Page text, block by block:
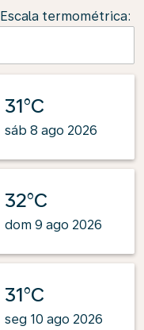
Escala termométrica:
31°C
sáb 8 ago 2026
32°C
dom 9 ago 2026
31°C
seg 10 ago 2026